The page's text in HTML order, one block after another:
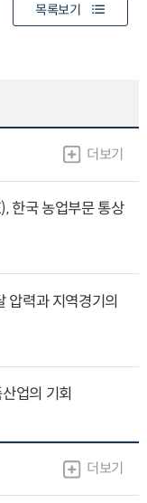
목록보기
더보기
한국 농업부문 통상
압력과 지역경기의
업의 기회
더보기